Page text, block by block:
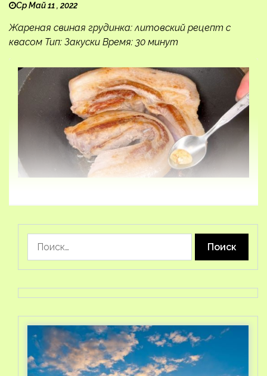
Ср Май 11 , 2022
Жареная свиная грудинка: литовский рецепт с
квасом Тип: Закуски Время: 30 минут